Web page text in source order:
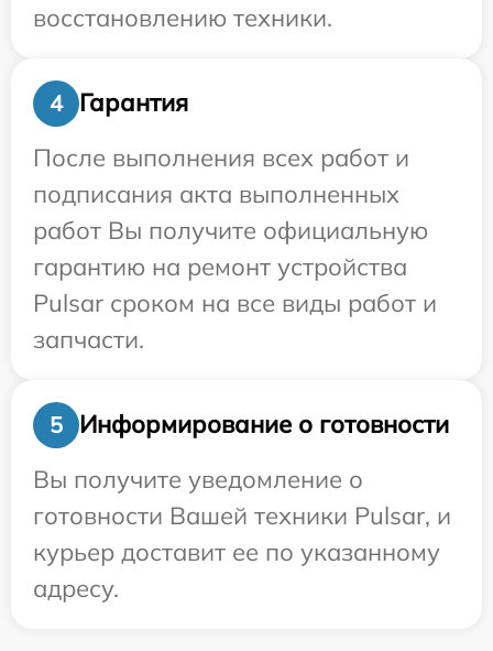
восстановлению техники.
4
Гарантия
После выполнения всех работ и
подписания акта выполненных
работ Вы получите официальную
гарантию на ремонт устройства
Pulsar сроком на все виды работ и
запчасти.
5
Информирование о готовности
Вы получите уведомление о
готовности Вашей техники Pulsar, и
курьер доставит ее по указанному
адресу.